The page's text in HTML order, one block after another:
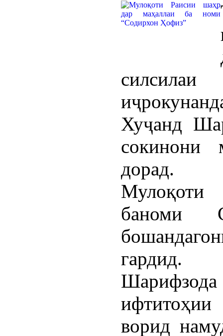
Хуҷанд
сокинони
дорад.
Мулоқоти
баноми
гардид.
ворид